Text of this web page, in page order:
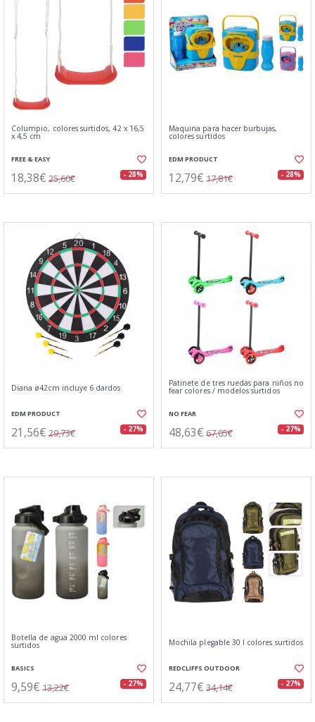
Columpio, colores surtidos, 42 x 16,5
x 4,5 cm
FREE & EASY
18,38€ 25,60€ - 28%
Maquina para hacer burbujas,
colores surtidos
EDM PRODUCT
12,79€ 17,81€ - 28%
Diana ø42cm incluye 6 dardos
EDM PRODUCT
21,56€ 29,73€ - 27%
Patinete de tres ruedas para niños no
fear colores / modelos surtidos
NO FEAR
48,63€ 67,05€ - 27%
Botella de agua 2000 ml colores
surtidos
BASICS
9,59€ 13,22€ - 27%
Mochila plegable 30 l colores surtidos
REDCLIFFS OUTDOOR
24,77€ 34,14€ - 27%